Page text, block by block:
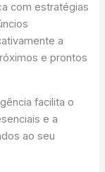
com estratégias
a
e prontos
facilita o
e a
ao seu